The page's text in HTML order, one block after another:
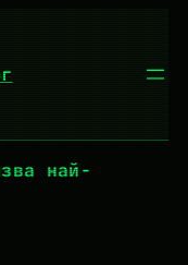
най-